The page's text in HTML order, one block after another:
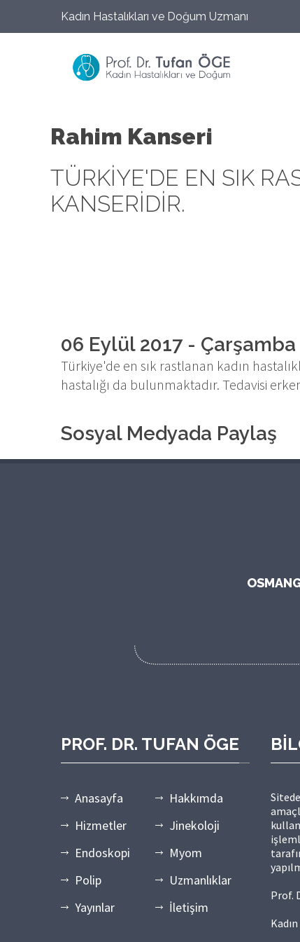
Kadın Hastalıkları ve Doğum Uzmanı
Rahim Kanseri
TÜRKIYE'DE EN SIK
KANSERİDIR.
06 Eylül 2017 - Çarşamba
Türkiye'de en sık rastlanan kadın
hastalığı da bulunmaktadır. Tedavisi
Sosyal Medyada Paylaş
PROF. DR. TUFAN ÖGE
Anasayfa
Hakkımda
Hizmetler
Jinekoloji
Endoskopi
Myom
Polip
Uzmanlıklar
Yayınlar
İletişim
Prof.